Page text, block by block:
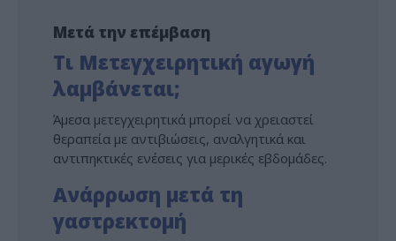
Μετά την επέμβαση
Τι Μετεγχειρητική αγωγή
λαμβάνεται;
Άμεσα μετεγχειρητικά μπορεί να χρειαστεί
θεραπεία με αντιβιώσεις, αναλγητικά και
αντιπηκτικές ενέσεις για μερικές εβδομάδες.
Ανάρρωση μετά τη
γαστρεκτομή